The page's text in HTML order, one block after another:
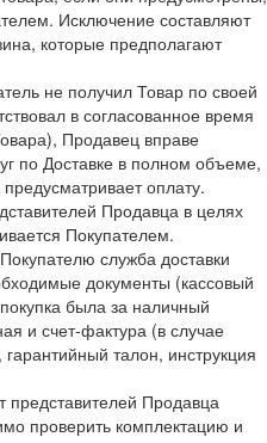
Исключение составляют
которые предполагают
не получил Товар по своей
в согласованное время
Продавец вправе
по Доставке в полном объеме,
оплату.
Продавца в целях
Покупателем.
служба доставки
документы (кассовый
была за наличный
и счет-фактура (в случае
талон, инструкция
Продавца
проверить комплектацию и